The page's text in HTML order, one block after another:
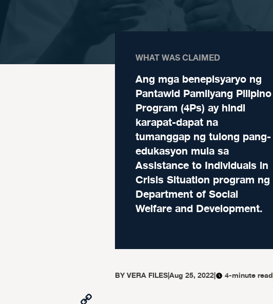
WHAT WAS CLAIMED
Ang mga benepisyaryo ng
Pantawid Pamilyang Pilipino
Program (4Ps) ay hindi
karapat-dapat na
tumanggap ng tulong pang-
edukasyon mula sa
Assistance to Individuals in
Crisis Situation program ng
Department of Social
Welfare and Development.
BYVERA FILES|Aug 25, 2022| 4-minute read